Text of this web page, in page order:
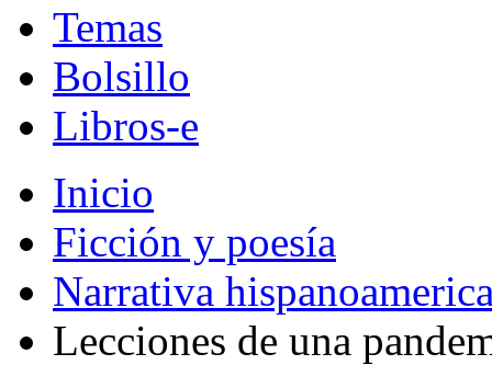
Temas
Bolsillo
Libros-e
Inicio
Ficción y poesía
Narrativa
Lecciones de una